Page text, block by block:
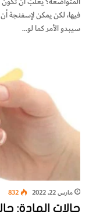
فيها، لكن يمكن لإسفنجة
سيبدو الأمر كما لو…
مارس 22, 2022 832
حالات المادة: